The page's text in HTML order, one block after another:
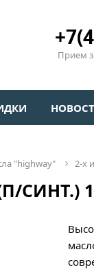
Прием
"highway" 2-
(П/СИНТ.)